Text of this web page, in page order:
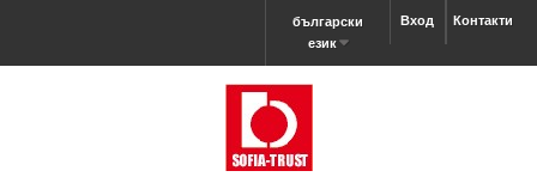
Контакти
Вход
български
език